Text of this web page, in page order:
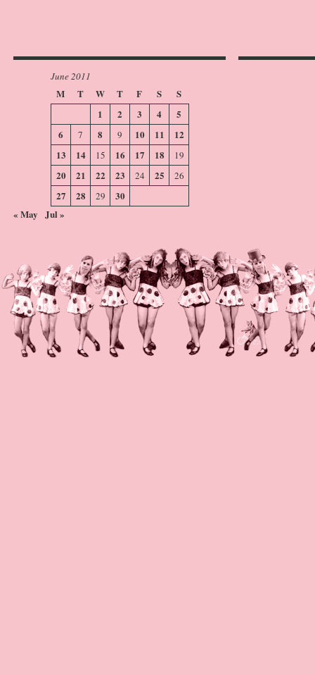
June 2011
M T W T F S
S
1
2 3 4
5
6
7 8 9 10 11
12
13
14 15 16 17 18 19
20 21 22 23 24 25 26
27 28 29
30
« May Jul »